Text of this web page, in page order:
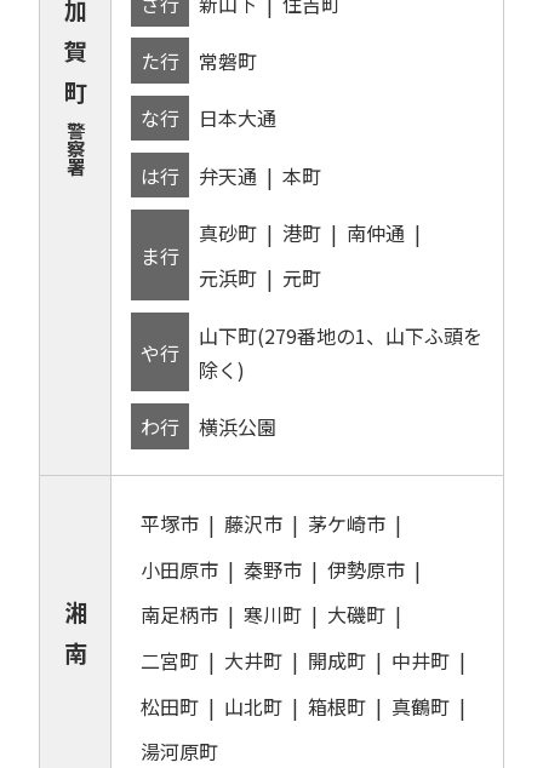
加
賀
町
警
察
署
た行
常磐町
な行
日本大通
は行
弁天通 本町
ま行
真砂町 港町
南仲通
元浜町
元町
や行
山下町(279番地の1、山下ふ頭を
除く)
わ行
横浜公園
湘
南
平塚市 藤沢市
茅ケ崎市
小田原市
秦野市
伊勢原市
南足柄市
寒川町
大磯町
二宮町
大井町 開成町
中井町
松田町
山北町 箱根町
真鶴町
湯河原町